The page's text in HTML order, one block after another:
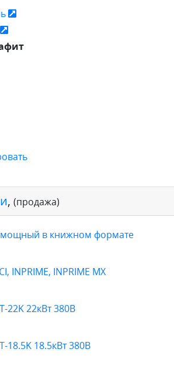
, (продажа)
мощный в книжном формате
INPRIME, INPRIME MX
22K 22кВт 380В
18.5K 18.5кВт 380В